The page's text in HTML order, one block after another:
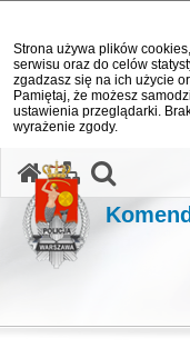
Strona używa plików
serwisu oraz do celów
zgadzasz się na ich użycie
Pamiętaj, że możesz
ustawienia przeglądarki.
wyrażenie zgody.